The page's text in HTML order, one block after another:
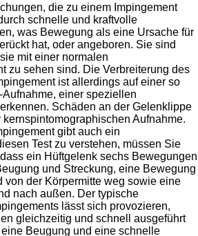
die zu einem Impingement
schnelle und kraftvolle
was Bewegung als eine Ursache für
hat, oder angeboren. Sie sind
mit einer normalen
zu sehen sind. Die Verbreiterung des
ist allerdings auf einer so
einer speziellen
Schäden an der Gelenklippe
Aufnahme.
gibt auch ein
Test zu verstehen, müssen Sie
ein Hüftgelenk sechs Bewegungen
und Streckung, eine Bewegung
von der Körpermitte weg sowie eine
nach außen. Der typische
lässt sich provozieren,
gleichzeitig und schnell ausgeführt
Beugung und eine schnelle